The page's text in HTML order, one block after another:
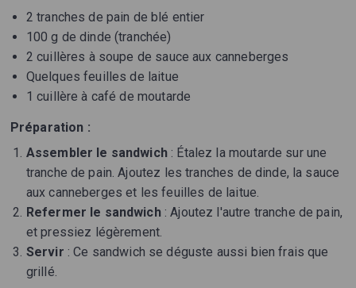
2 tranches de pain de blé entier
100 g de dinde (tranchée)
2 cuillères à soupe de sauce aux canneberges
Quelques feuilles de laitue
1 cuillère à café de moutarde
Préparation :
Assembler le sandwich: Étalez la moutarde sur une
tranche de pain. Ajoutez les tranches de dinde, la sauce
aux canneberges et les feuilles de laitue.
Refermer le sandwich: Ajoutez l'autre tranche de pain,
et pressiez légèrement.
Servir : Ce sandwich se déguste aussi bien frais que
grillé.